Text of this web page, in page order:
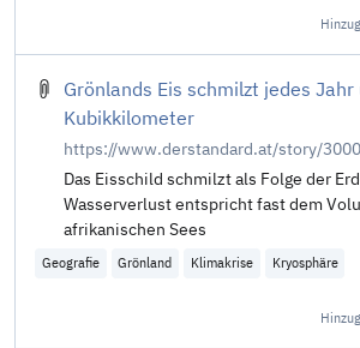
Grönlands Eis schmilzt jedes
Kubikkilometer
Das Eisschild schmilzt als Folge der
Wasserverlust entspricht fast dem
afrikanischen Sees
Geografie Grönland Klimakrise Kryosphäre